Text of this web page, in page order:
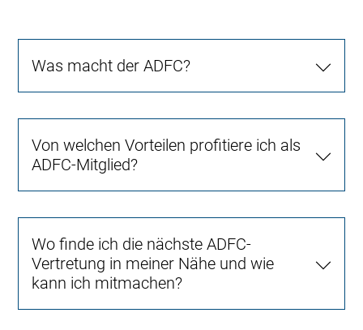
Was macht der ADFC?
Von welchen Vorteilen profitiere ich als
ADFC-Mitglied?
Wo finde ich die nächste ADFC-
Vertretung in meiner Nähe und wie
kann ich mitmachen?